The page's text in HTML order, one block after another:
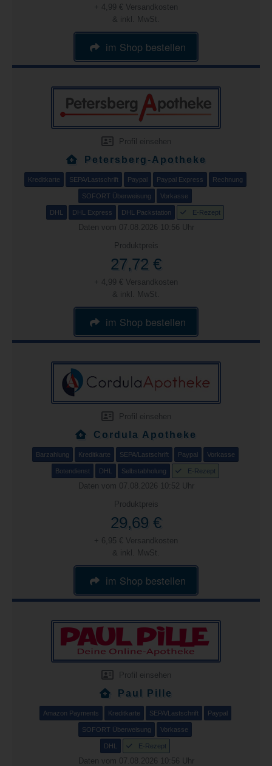
+ 4,99 € Versandkosten
& inkl. MwSt.
im Shop bestellen
Profil einsehen
Petersberg-Apotheke
Kreditkarte SEPA/Lastschrift Paypal Paypal Express Rechnung
SOFORT Überweisung Vorkasse
DHL DHL Express DHL Packstation E-Rezept
Daten vom 07.08.2026 10:56 Uhr
Produktpreis
27,72 €
+ 4,99 € Versandkosten
& inkl. MwSt.
im Shop bestellen
Profil einsehen
Cordula Apotheke
Barzahlung Kreditkarte SEPA/Lastschrift Paypal Vorkasse
Botendienst DHL Selbstabholung E-Rezept
Daten vom 07.08.2026 10:52 Uhr
Produktpreis
29,69 €
+ 6,95 € Versandkosten
& inkl. MwSt.
im Shop bestellen
Profil einsehen
Paul Pille
Amazon Payments Kreditkarte SEPA/Lastschrift Paypal
SOFORT Überweisung Vorkasse
DHL E-Rezept
Daten vom 07.08.2026 10:56 Uhr